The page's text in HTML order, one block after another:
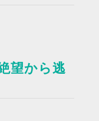
望から逃